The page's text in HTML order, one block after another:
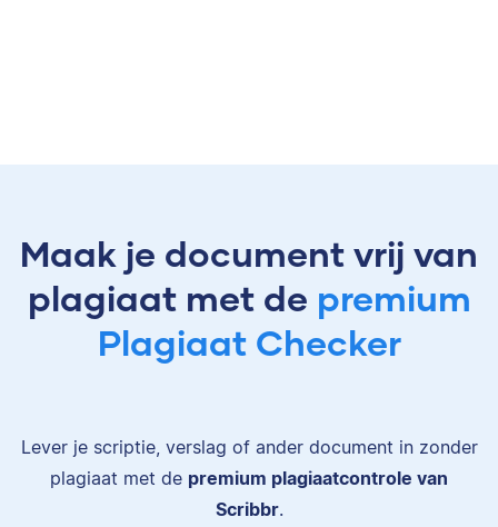
Maak je document vrij van
plagiaat met de premium
Plagiaat Checker
Lever je scriptie, verslag of ander document in zonder
plagiaat met de premium plagiaatcontrole van
Scribbr.